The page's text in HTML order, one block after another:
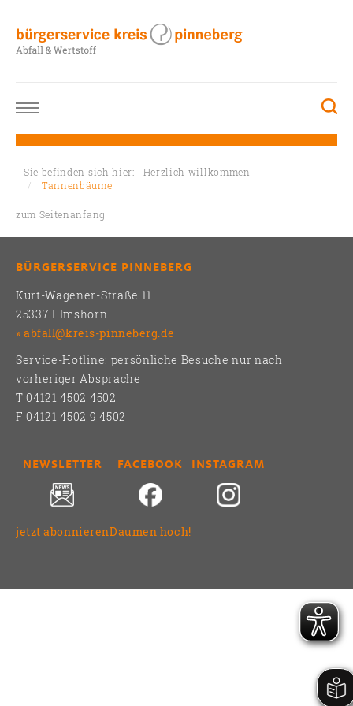
Sie befinden sich hier: Herzlich willkommen
Tannenbäume
zum Seitenanfang
BÜRGERSERVICE PINNEBERG
Kurt-Wagener-Straße 11
25337 Elmshorn
abfall@kreis-pinneberg.de
Service-Hotline: persönliche Besuche nur nach
vorheriger Absprache
T 04121 4502 4502
F 04121 4502 9 4502
NEWSLETTER
jetzt abonnieren
FACEBOOK
Daumen hoch!
INSTAGRAM